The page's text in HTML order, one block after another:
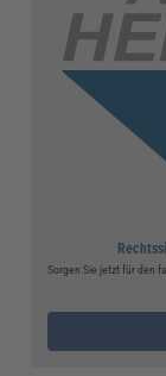
Sorgen Sie jetzt für den